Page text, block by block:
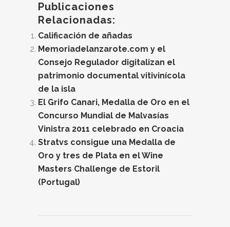
Publicaciones
Relacionadas:
Calificación de añadas
Memoriadelanzarote.com y el
Consejo Regulador digitalizan el
patrimonio documental vitivinícola
de la isla
El Grifo Canari, Medalla de Oro en el
Concurso Mundial de Malvasías
Vinistra 2011 celebrado en Croacia
Stratvs consigue una Medalla de
Oro y tres de Plata en el Wine
Masters Challenge de Estoril
(Portugal)